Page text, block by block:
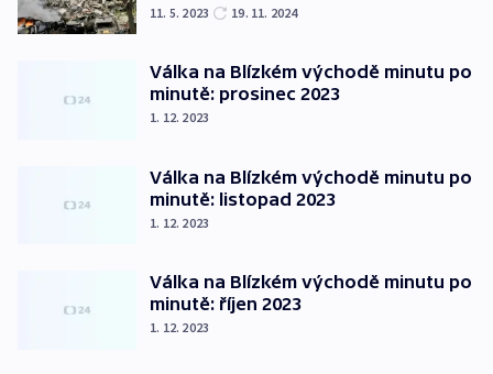
11. 5. 2023 19. 11. 2024
Válka na Blízkém východě minutu po
minutě: prosinec 2023
1. 12. 2023
Válka na Blízkém východě minutu po
minutě: listopad 2023
1. 12. 2023
Válka na Blízkém východě minutu po
minutě: říjen 2023
1. 12. 2023